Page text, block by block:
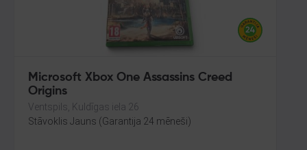
Microsoft Xbox One Assassins Creed
Origins
Ventspils, Kuldīgas iela 26
Stāvoklis Jauns (Garantija 24 mēneši)